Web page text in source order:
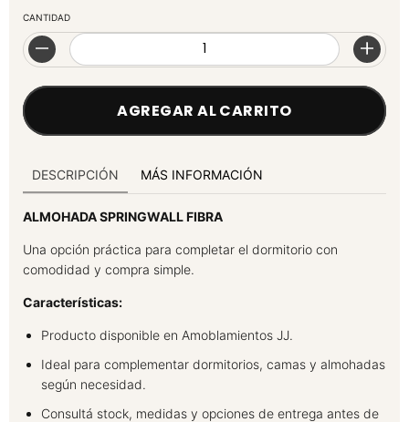
CANTIDAD
DESCRIPCIÓN MÁS INFORMACIÓN
ALMOHADA SPRINGWALL FIBRA
Una opción práctica para completar el dormitorio con
comodidad y compra simple.
Características:
Producto disponible en Amoblamientos JJ.
Ideal para complementar dormitorios, camas y almohadas
según necesidad.
Consultá stock, medidas y opciones de entrega antes de